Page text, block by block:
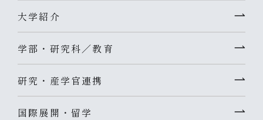
大学紹介
学部・研究科／教育
研究・産学官連携
国際展開・留学